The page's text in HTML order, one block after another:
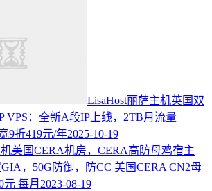
LisaHost丽萨主机英国双
VPS：全新A段IP上线，2TB月流量
9折419元/年2025-10-19
机美国CERA机房，CERA高防母鸡宿主
，50G防御，防CC 美国CERA CN2母
元 每月 2023-08-19